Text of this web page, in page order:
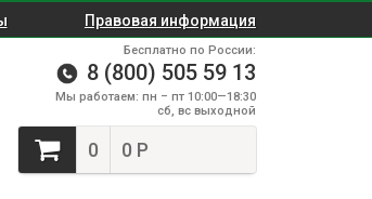
Правовая информация
Бесплатно по России:
8 (800) 505 59 13
Мы работаем: пн – пт 10:00—18:30
сб, вс выходной
0 0 Р